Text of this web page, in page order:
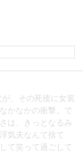
、その死後に女装
かなかの衝撃。で
は、きっとなるみ
気夫なんて捨て
て笑って過ごして